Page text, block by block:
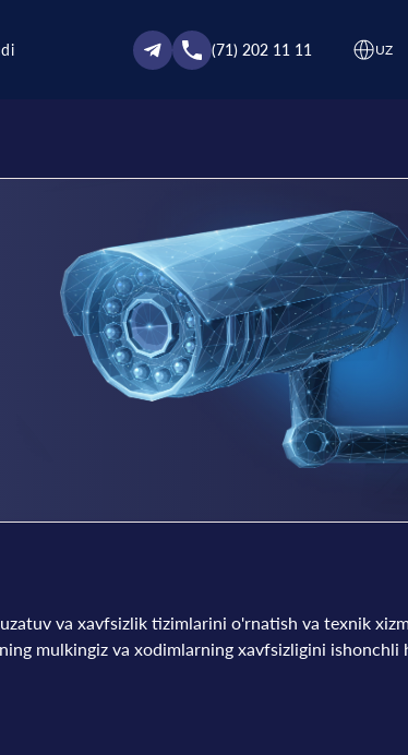
(71) 202 11 11 UZ
va xavfsizlik tizimlarini o'rnatish va texnik
mulkingiz va xodimlarning xavfsizligini ishonchli